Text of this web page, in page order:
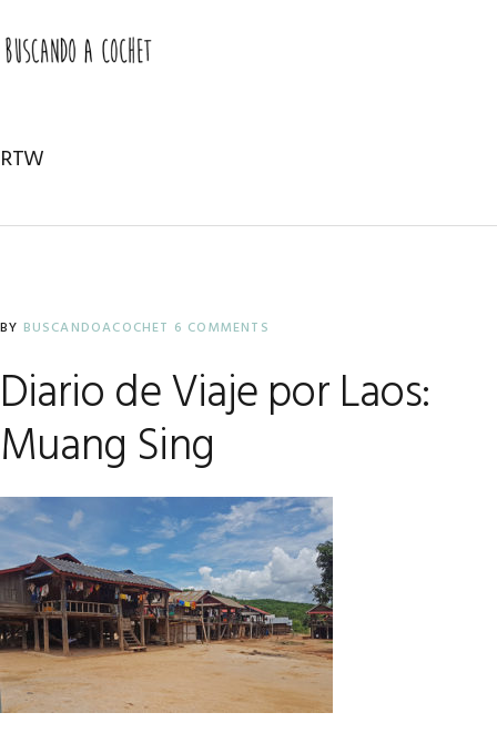
to
primary
to
main
to
primary
RTW
BY BUSCANDOACOCHET 6 COMMENTS
Diario de Viaje por Laos:
Muang Sing